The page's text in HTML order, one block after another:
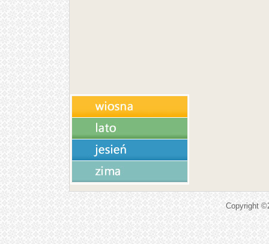
Copyright